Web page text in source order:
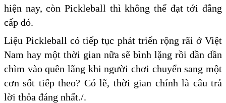
hiện nay, còn Pickleball thì không thể đạt tới đẳng
cấp đó.
Liệu Pickleball có tiếp tục phát triển rộng rãi ở Việt
Nam hay một thời gian nữa sẽ bình lặng rồi dần dần
chìm vào quên lãng khi người chơi chuyển sang một
cơn sốt tiếp theo? Có lẽ, thời gian chính là câu trả
lời thỏa đáng nhất./.